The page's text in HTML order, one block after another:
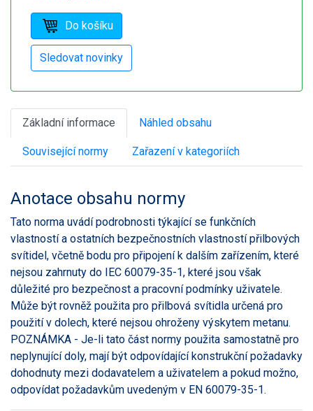
Základní informace Náhled obsahu
Související normy Zařazení v kategoriích
Anotace obsahu normy
Tato norma uvádí podrobnosti týkající se funkčních
vlastností a ostatních bezpečnostních vlastností přilbových
svítidel, včetně bodu pro připojení k dalším zařízením, které
nejsou zahrnuty do IEC 60079-35-1, které jsou však
důležité pro bezpečnost a pracovní podmínky uživatele.
Může být rovněž použita pro přilbová svítidla určená pro
použití v dolech, které nejsou ohroženy výskytem metanu.
POZNÁMKA - Je-li tato část normy použita samostatně pro
neplynující doly, mají být odpovídající konstrukční požadavky
dohodnuty mezi dodavatelem a uživatelem a pokud možno,
odpovídat požadavkům uvedeným v EN 60079-35-1.